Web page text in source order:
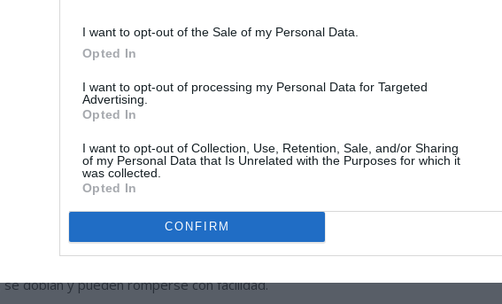
I want to opt-out of the Sale of my Personal Data.
Opted In
I want to opt-out of processing my Personal Data for Targeted
Advertising.
Opted In
I want to opt-out of Collection, Use, Retention, Sale, and/or Sharing
of my Personal Data that Is Unrelated with the Purposes for which it
was collected.
Opted In
CONFIRM
plantas, hacerlo a una maceta de un tamaño algo mayor durante la primavera.
rico en turba y en nutrientes, dejar enterrados los cormos en profundidad, para
y crecer queden bien sujetas. No le gusta estar sembrada en superficie ya que
doblan y pueden romperse con facilidad.